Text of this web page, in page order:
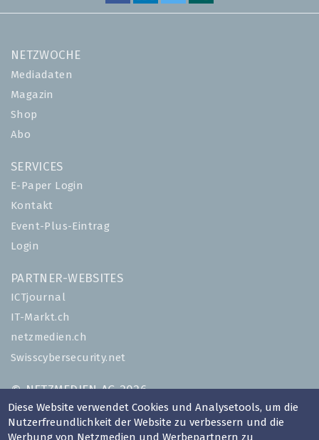
NETZWOCHE
Mediadaten
Magazin
Shop
Abo
SERVICES
E-Paper Login
Kontakt
Event-Plus-Eintrag
Login
PARTNER-WEBSITES
ICTjournal
IT-Markt.ch
netzmedien.ch
Swisscybersecurity.net
© NETZMEDIEN AG 2026
Impressum
AGB
Diese Website verwendet Cookies und Analysetools, um die
Nutzerfreundlichkeit der Website zu verbessern und die
Werbung von Netzmedien und Werbepartnern zu